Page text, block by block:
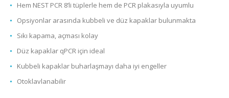
Hem NEST PCR 8’li tüplerle hem de PCR plakasıyla uyumlu
Opsiyonlar arasında kubbeli ve düz kapaklar bulunmakta
Sıkı kapama, açması kolay
Düz kapaklar qPCR için ideal
Kubbeli kapaklar buharlaşmayı daha iyi engeller
Otoklavlanabilir